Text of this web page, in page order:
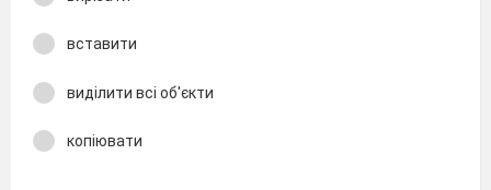
вставити
виділити всі об'єкти
копіювати